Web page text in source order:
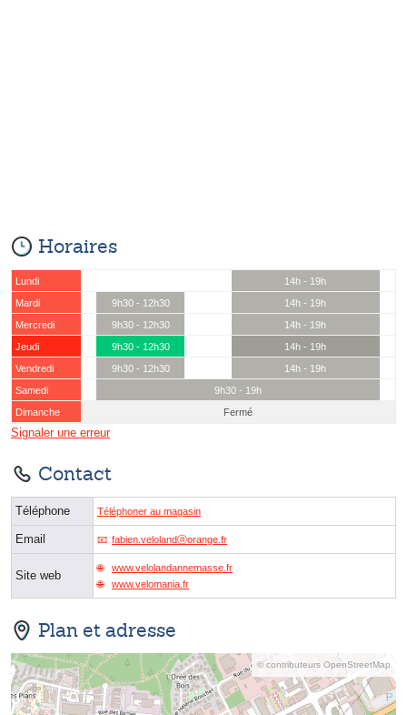
Horaires
Lundi
14h - 19h
Mardi
9h30 - 12h30
14h - 19h
Mercredi
9h30 - 12h30
14h - 19h
Jeudi
9h30 - 12h30
14h - 19h
Vendredi
9h30 - 12h30
14h - 19h
Samedi
9h30 - 19h
Dimanche
Fermé
Signaler une erreur
Contact
Téléphone Téléphoner au magasin
Email fabien.velolandⓐorange.fr
Site web
www.velolandannemasse.fr
www.velomania.fr
Plan et adresse
© contributeurs OpenStreetMap